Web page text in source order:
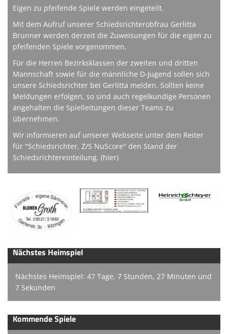
Eigen zu pfeifende Spiele werden eingeteilt.
Mit dem Aufruf unserer Schiedsrichterobfrau Gerlitta
Brunner werden derzeit die Zuweisungen für die eigen zu
pfeifenden Spiele vorgenommen.
Für die Herren Bezirksklassen der zweiten und dritten
Mannschaft sowie für die männliche D-Jugend sollen sich
unsere Schiedsrichter bei Gerlitta melden. Sollten keine
Meldungen erfolgen, so sind auch regelkundige Personen
angehalten die Spielleitungen dieser Teams zu
übernehmen.
Wir informieren auf unserer Webseite unter dem Reiter
für "Schiedsrichter, Z/S NuScore" den Stand der
Schiedsrichtereinteilung. (hier)
Nächstes Heimspiel
Nächstes Heimspiel: 47 Tage, 7 Stunden, 27 Minuten und
7 Sekunden
Kommende Spiele